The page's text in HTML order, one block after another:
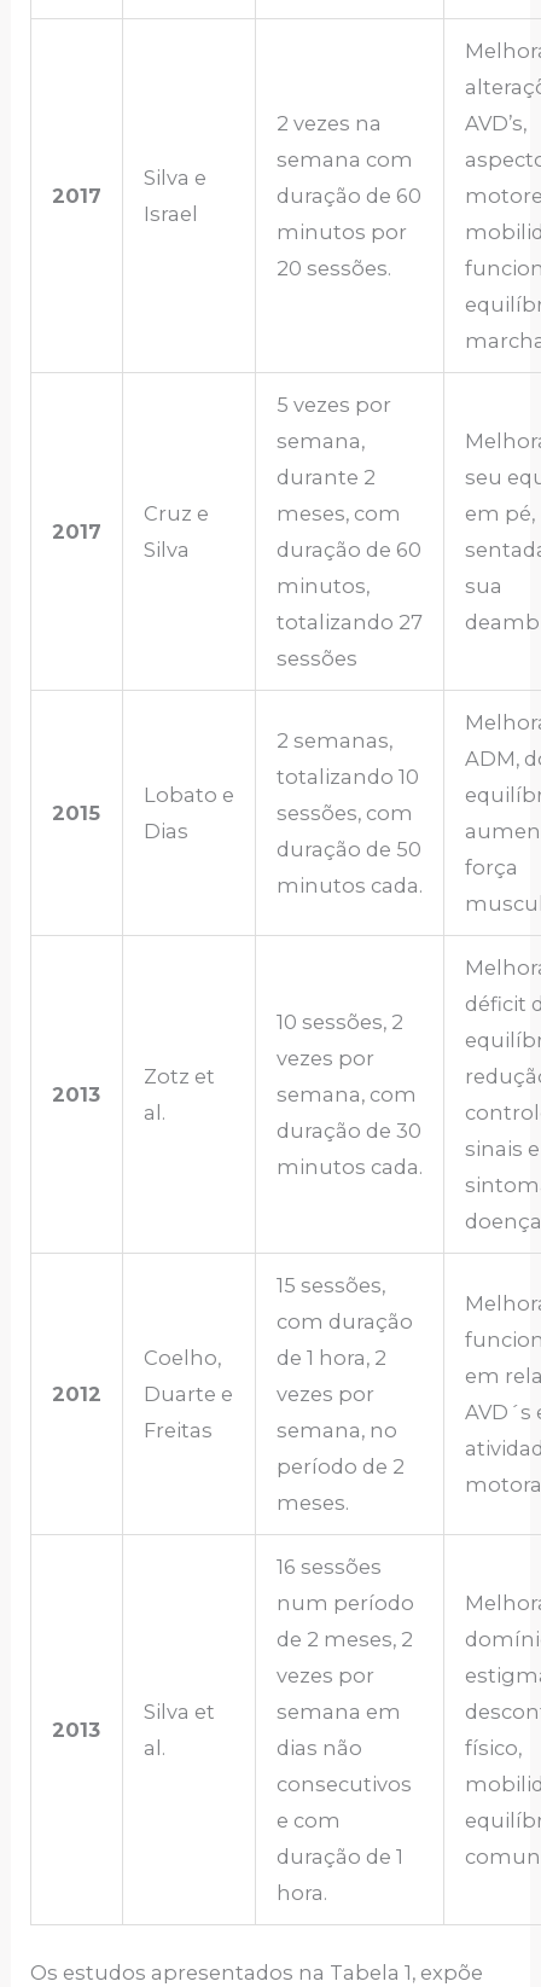
2017
Silva e
Israel
2 vezes na
semana com
duração de 60
minutos por
20 sessões.
AVD’s,
2017
Cruz e
Silva
5 vezes por
semana,
durante 2
meses, com
duração de 60
minutos,
totalizando 27
sessões
seu
em pé,
sua
2015
Lobato e
Dias
2 semanas,
totalizando 10
sessões, com
duração de 50
minutos cada.
ADM,
força
2013
Zotz et
al.
10 sessões, 2
vezes por
semana, com
duração de 30
minutos cada.
déficit
sinais e
2012
Coelho,
Duarte e
Freitas
15 sessões,
com duração
de 1 hora, 2
vezes por
semana, no
período de 2
meses.
em
AVD´s
2013
Silva et
al.
16 sessões
num período
de 2 meses, 2
vezes por
semana em
dias não
consecutivos
e com
duração de 1
hora.
físico,
Os estudos apresentados na Tabela 1, expõe